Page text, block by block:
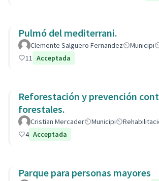
Pulmó del mediterrani.
Clemente Salguero Fernandez Municipi
11 Acceptada
Reforestación y prevención
forestales.
Cristian Mercader Municipi
4 Acceptada
Parque para personas mayores